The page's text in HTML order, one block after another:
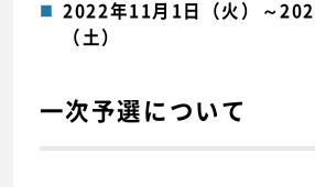
2022年11月1日（火）～
（土）
一次予選について